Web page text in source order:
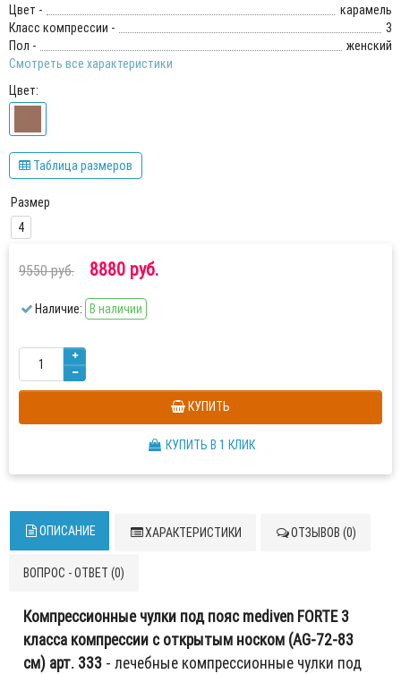
Цвет -
карамель
Класс компрессии -
3
Пол -
женский
Смотреть все характеристики
Цвет:
Таблица размеров
Размер
4
9550 руб. 8880 руб.
Наличие: В наличии
КУПИТЬ
КУПИТЬ В 1 КЛИК
ОПИСАНИЕ ХАРАКТЕРИСТИКИ ОТЗЫВОВ (0)
ВОПРОС - ОТВЕТ (0)
Компрессионные чулки под пояс mediven FORTE 3
класса компрессии с открытым носком (AG-72-83
см) арт. 333 - лечебные компрессионные чулки под